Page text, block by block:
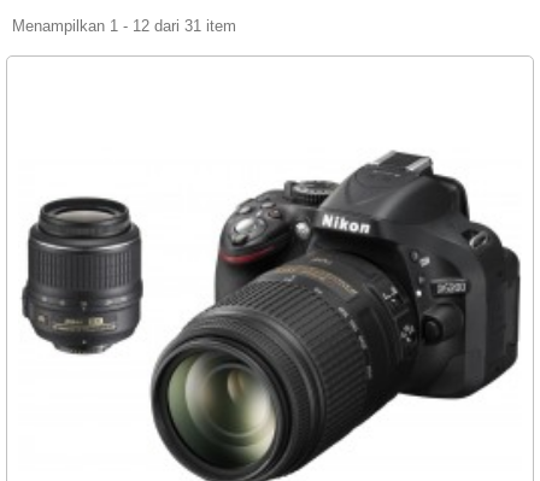
Menampilkan 1 - 12 dari 31 item